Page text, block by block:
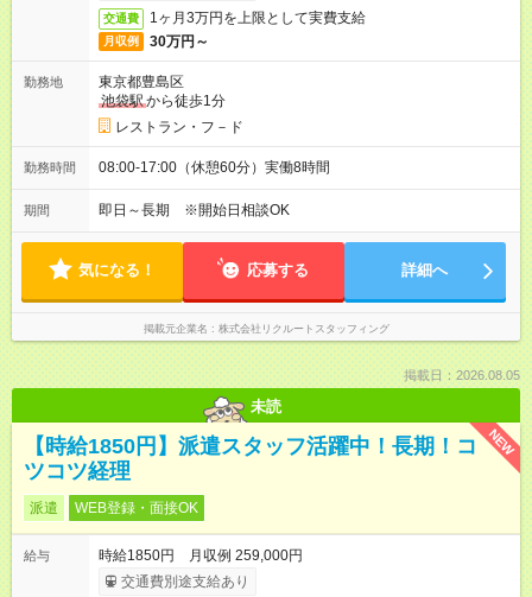
交通費 1ヶ月3万円を上限として実費支給
月収例 30万円～
勤務地
東京都豊島区
池袋駅から徒歩1分
レストラン・フ－ド
勤務時間 08:00-17:00（休憩60分）実働8時間
期間 即日～長期 ※開始日相談OK
気になる！ 応募する 詳細へ
掲載元企業名 株式会社リクルートスタッフィング
掲載日：2026.08.05
未読
NEW
【時給1850円】派遣スタッフ活躍中！長期！コ
ツコツ経理
派遣 WEB登録・面接OK
給与
時給1850円 月収例 259,000円
交通費別途支給あり